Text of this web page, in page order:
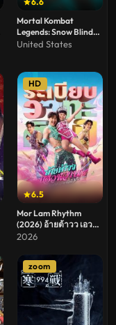
Mortal Kombat
Legends: Snow Blind
(2022)
United States
6.5
HD
Mor Lam Rhythm
(2026) อ้ายต้าวว เอว
หวาน ระเบียบวาทะศิลป์
2026
zoom